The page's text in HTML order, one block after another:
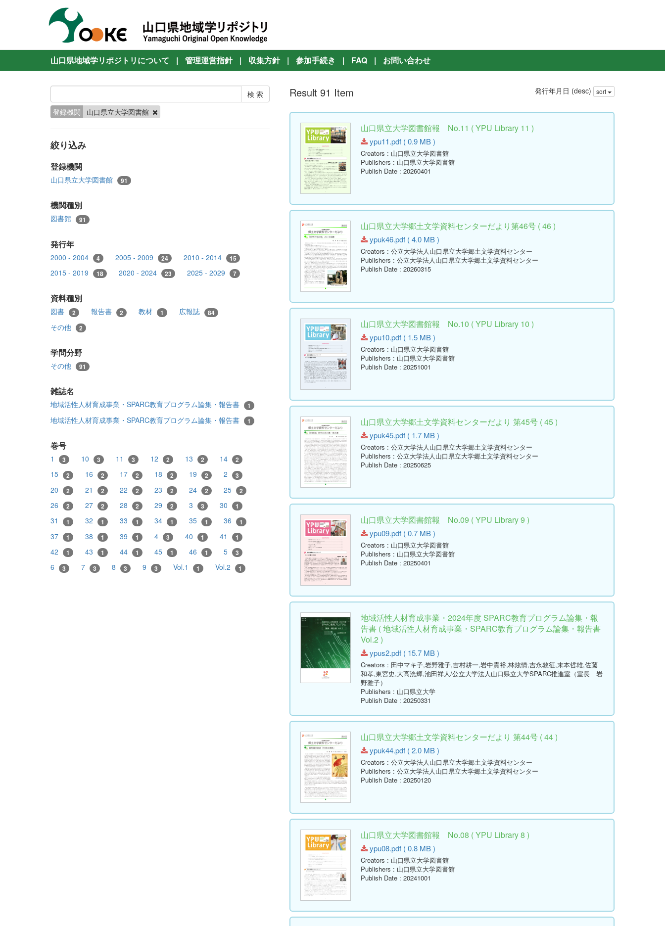
山口県地域学リポジトリについて | 管理運営指針 | 収集方針 | 参加手続き | FAQ | お問い合わせ
登録機関 山口県立大学図書館
絞り込み
登録機関
山口県立大学図書館 91
機関種別
図書館 91
発行年
2000 - 2004 4 2005 - 2009 24 2010 - 2014 15
2015 - 2019 18 2020 - 2024 23 2025 - 2029 7
資料種別
図書 2 報告書 2 教材 1 広報誌 84
その他 2
学問分野
その他 91
雑誌名
地域活性人材育成事業・SPARC教育プログラム論集・報告書 1
地域活性人材育成事業・SPARC教育プログラム論集・報告書 1
巻号
1 3 10 3 11 3 12 2 13 2 14 2
15 2 16 2 17 2 18 2 19 2 2 3
20 2 21 2 22 2 23 2 24 2 25 2
26 2 27 2 28 2 29 2 3 3 30 1
31 1 32 1 33 1 34 1 35 1 36 1
37 1 38 1 39 1 4 3 40 1 41 1
42 1 43 1 44 1 45 1 46 1 5 3
6 3 7 3 8 3 9 3 Vol.1 1 Vol.2 1
Result 91 Item 発行年月日 (desc) sort
山口県立大学図書館報 No.11 ( YPU Library 11 )
ypu11.pdf ( 0.9 MB )
Creators : 山口県立大学図書館
Publishers : 山口県立大学図書館
Publish Date : 20260401
山口県立大学郷土文学資料センターだより第46号 ( 46 )
ypuk46.pdf ( 4.0 MB )
Creators : 公立大学法人山口県立大学郷土文学資料センター
Publishers : 公立大学法人山口県立大学郷土文学資料センター
Publish Date : 20260315
山口県立大学図書館報 No.10 ( YPU Library 10 )
ypu10.pdf ( 1.5 MB )
Creators : 山口県立大学図書館
Publishers : 山口県立大学図書館
Publish Date : 20251001
山口県立大学郷土文学資料センターだより 第45号 ( 45 )
ypuk45.pdf ( 1.7 MB )
Creators : 公立大学法人山口県立大学郷土文学資料センター
Publishers : 公立大学法人山口県立大学郷土文学資料センター
Publish Date : 20250625
山口県立大学図書館報 No.09 ( YPU Library 9 )
ypu09.pdf ( 0.7 MB )
Creators : 山口県立大学図書館
Publishers : 山口県立大学図書館
Publish Date : 20250401
地域活性人材育成事業・2024年度 SPARC教育プログラム論集・報
告書 ( 地域活性人材育成事業・SPARC教育プログラム論集・報告書
Vol.2 )
ypus2.pdf ( 15.7 MB )
Creators : 田中マキ子,岩野雅子,吉村耕一,岩中貴裕,林炫情,吉永敦征,末本哲雄,佐藤
和孝,東宮史,大高洸輝,池田祥人/公立大学法人山口県立大学SPARC推進室（室長 岩
野雅子）
Publishers : 山口県立大学
Publish Date : 20250331
山口県立大学郷土文学資料センターだより 第44号 ( 44 )
ypuk44.pdf ( 2.0 MB )
Creators : 公立大学法人山口県立大学郷土文学資料センター
Publishers : 公立大学法人山口県立大学郷土文学資料センター
Publish Date : 20250120
山口県立大学図書館報 No.08 ( YPU Library 8 )
ypu08.pdf ( 0.8 MB )
Creators : 山口県立大学図書館
Publishers : 山口県立大学図書館
Publish Date : 20241001